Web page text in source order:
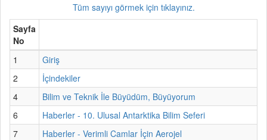
Tüm sayıyı görmek için tıklayınız.
Sayfa
No
1
Giriş
2
İçindekiler
4
Bilim ve Teknik İle Büyüdüm, Büyüyorum
6
Haberler - 10. Ulusal Antarktika Bilim Seferi
7
Haberler - Verimli Camlar İçin Aerojel